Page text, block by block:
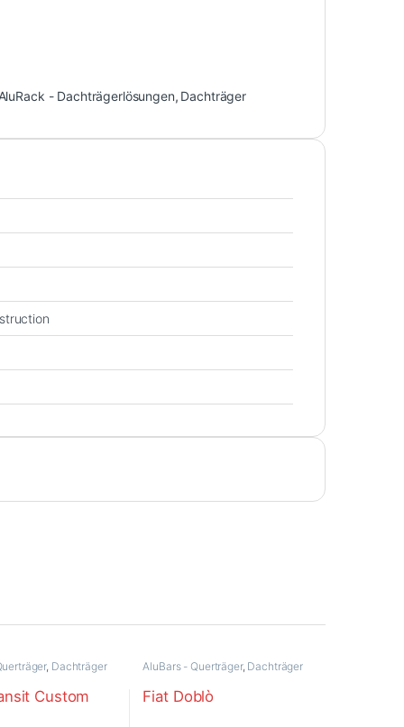
- Dachträgerlösungen, Dachträger
, Dachträger
Custom
AluBars - Querträger, Dachträger
Fiat Doblò